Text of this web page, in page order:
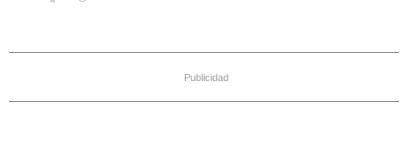
Publicidad